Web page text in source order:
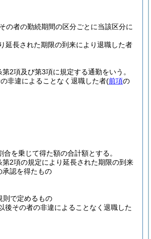
の者の勤続期間の区分ごとに当該区分に
延長された期限の到来により退職した者
第2項及び第3項に規定する通勤をいう。
非違によることなく退職した者(前項の
を乗じて得た額の合計額とする。
2項の規定により延長された期限の到来
承認を得たもの
則で定めるもの
後その者の非違によることなく退職した